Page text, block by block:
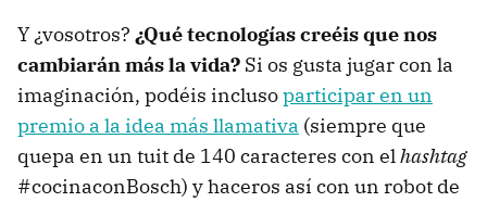
Y ¿vosotros? ¿Qué tecnologías creéis que nos
cambiarán más la vida? Si os gusta jugar con la
imaginación, podéis inclusoparticipar en un
premio a la idea más llamativa (siempre que
quepa en un tuit de 140 caracteres con el hashtag
#cocinaconBosch) y haceros así con un robot de